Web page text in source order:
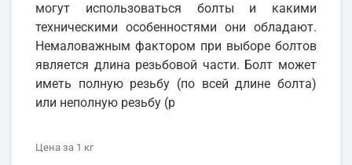
могут использоваться болты и какими
техническими особенностями они обладают.
Немаловажным фактором при выборе болтов
является длина резьбовой части. Болт может
иметь полную резьбу (по всей длине болта)
или неполную резьбу (р
Цена за 1 кг